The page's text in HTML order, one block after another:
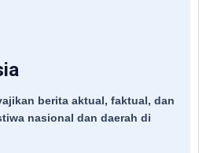
berita aktual, faktual, dan
nasional dan daerah di